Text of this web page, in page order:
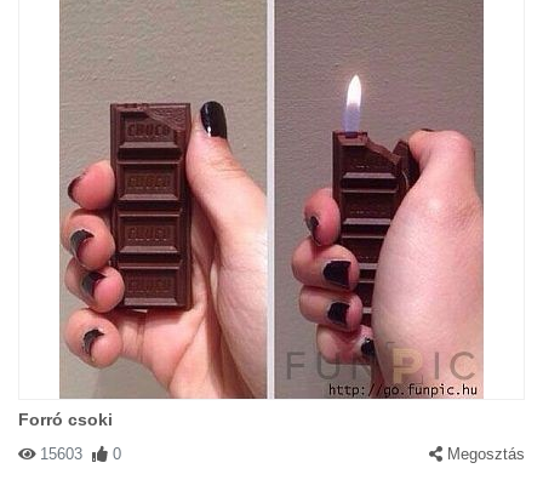
Forró csoki
15603 0 Megosztás